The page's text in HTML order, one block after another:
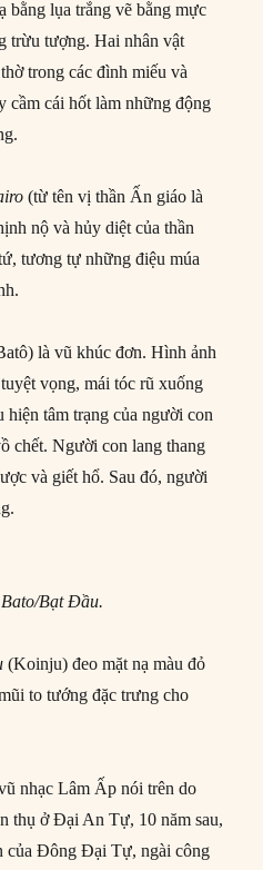
bằng lụa trắng vẽ bằng mực
trừu tượng. Hai nhân vật
trong các đình miếu và
cầm cái hốt làm những động
(từ tên vị thần Ấn giáo là
nộ và hủy diệt của thần
tương tự những điệu múa
là vũ khúc đơn. Hình ảnh
vọng, mái tóc rũ xuống
hiện tâm trạng của người con
chết. Người con lang thang
và giết hổ. Sau đó, người
Bạt Đầu.
(Koinju) đeo mặt nạ màu đỏ
to tướng đặc trưng cho
nhạc Lâm Ấp nói trên do
thụ ở Đại An Tự, 10 năm sau,
của Đông Đại Tự, ngài công